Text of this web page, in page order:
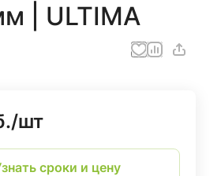
| ULTIMA
шт
сроки и цену